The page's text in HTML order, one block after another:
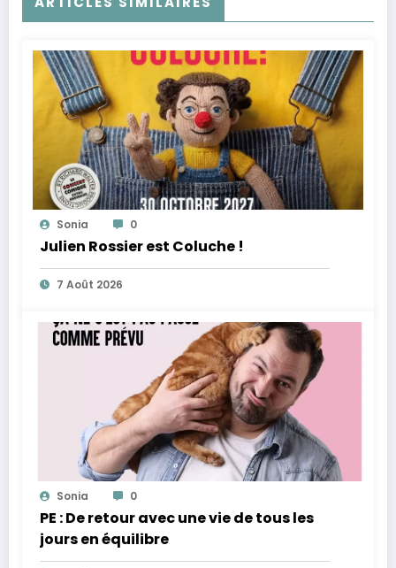
Sonia 0
Julien Rossier est Coluche !
7 Août 2026
Sonia 0
PE : De retour avec une vie de tous les
jours en équilibre